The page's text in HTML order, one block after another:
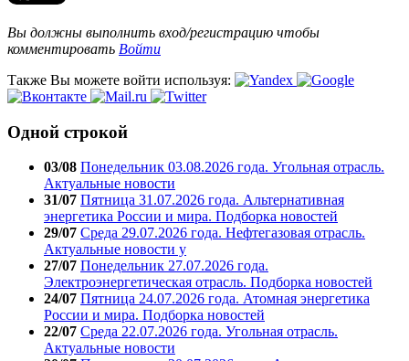
Вы должны выполнить вход/регистрацию чтобы
комментировать Войти
Также Вы можете войти используя:
Одной строкой
03/08 Понедельник 03.08.2026 года. Угольная отрасль.
Актуальные новости
31/07 Пятница 31.07.2026 года. Альтернативная
энергетика России и мира. Подборка новостей
29/07 Среда 29.07.2026 года. Нефтегазовая отрасль.
Актуальные новости у
27/07 Понедельник 27.07.2026 года.
Электроэнергетическая отрасль. Подборка новостей
24/07 Пятница 24.07.2026 года. Атомная энергетика
России и мира. Подборка новостей
22/07 Среда 22.07.2026 года. Угольная отрасль.
Актуальные новости